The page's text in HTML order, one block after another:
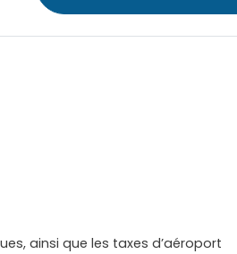
ainsi que les taxes d’aéroport